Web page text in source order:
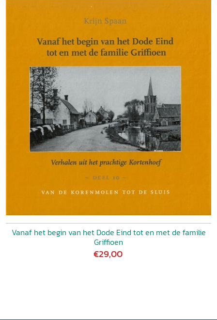
Vanaf het begin van het Dode Eind tot en met de familie
Griffioen
€29,00